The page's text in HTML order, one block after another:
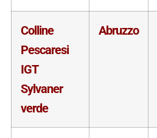
Colline
Pescaresi
IGT
Sylvaner
verde
Abruzzo